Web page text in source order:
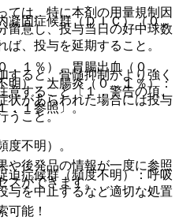
固症候群（ＤＩＣ）（０．
１％）、胃腸出血（０．
明）、大腸炎（０．１％）：
状があらわれた場合には投与
うこと。
不明）。
症候群（頻度不明）：呼吸
与を中止するなど適切な処置
は、特に本剤の用量規制因
留意し、投与当日の好中球数
、投与を延期すること。
ると、骨髄抑制がより強く
意すること〔１．警告の項、
．１参照〕。
や後発品の情報が一度に参照
スができます。
可能！